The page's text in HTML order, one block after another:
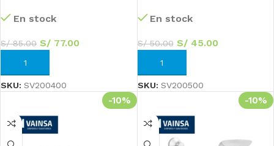
En stock
S/85.00 S/ 77.00
AÑADIR AL CARRITO
SKU: SV200400
En stock
S/50.00 S/45.00
AÑADIR AL CARRITO
SKU: SV200500
-10% -10%